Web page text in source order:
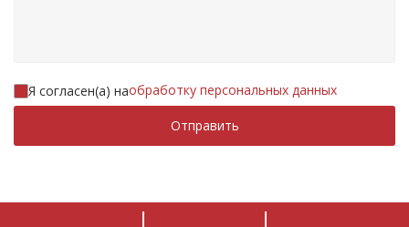
Я согласен(а) наобработку персональных данных
Отправить